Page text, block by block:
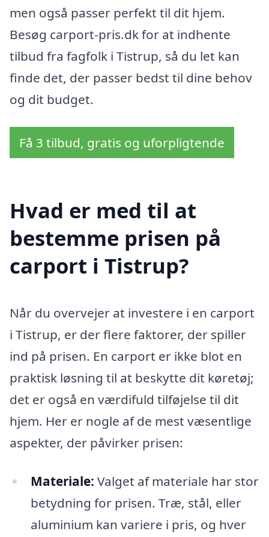
men også passer perfekt til dit hjem.
Besøg carport-pris.dk for at indhente
tilbud fra fagfolk i Tistrup, så du let kan
finde det, der passer bedst til dine behov
og dit budget.
Få 3 tilbud, gratis og uforpligtende
Hvad er med til at
bestemme prisen på
carport i Tistrup?
Når du overvejer at investere i en carport
i Tistrup, er der flere faktorer, der spiller
ind på prisen. En carport er ikke blot en
praktisk løsning til at beskytte dit køretøj;
det er også en værdifuld tilføjelse til dit
hjem. Her er nogle af de mest væsentlige
aspekter, der påvirker prisen:
Materiale: Valget af materiale har stor
betydning for prisen. Træ, stål, eller
aluminium kan variere i pris, og hver